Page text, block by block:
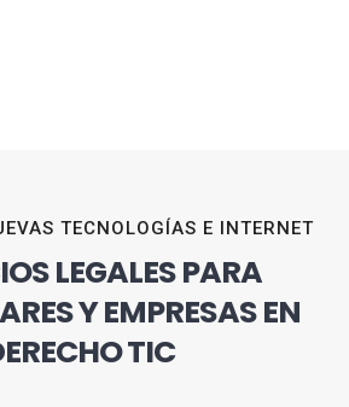
TECNOLOGÍAS E INTERNET
LEGALES PARA
Y EMPRESAS EN
TIC